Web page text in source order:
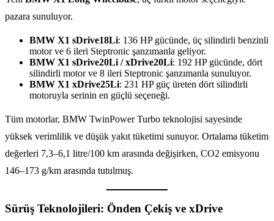
pazara sunuluyor.
BMW X1 sDrive18Li: 136 HP gücünde, üç silindirli benzinli
motor ve 6 ileri Steptronic şanzımanla geliyor.
BMW X1 sDrive20Li / xDrive20Li: 192 HP gücünde, dört
silindirli motor ve 8 ileri Steptronic şanzımanla sunuluyor.
BMW X1 xDrive25Li: 231 HP güç üreten dört silindirli
motoruyla serinin en güçlü seçeneği.
Tüm motorlar, BMW TwinPower Turbo teknolojisi sayesinde
yüksek verimlilik ve düşük yakıt tüketimi sunuyor. Ortalama tüketim
değerleri 7,3–6,1 litre/100 km arasında değişirken, CO2 emisyonu
146–173 g/km arasında tutulmuş.
Sürüş Teknolojileri: Önden Çekiş ve xDrive